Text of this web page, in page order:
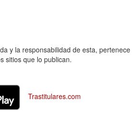
y la responsabilidad de esta, pertenece
sitios que lo publican.
Trastitulares.com